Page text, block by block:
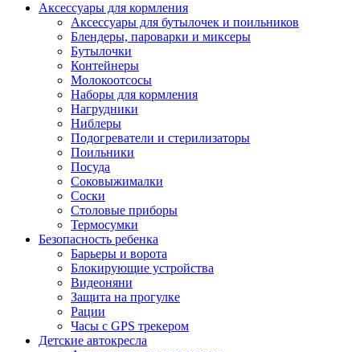
Аксессуары для кормления
Аксессуары для бутылочек и поильников
Блендеры, пароварки и миксеры
Бутылочки
Контейнеры
Молокоотсосы
Наборы для кормления
Нагрудники
Ниблеры
Подогреватели и стерилизаторы
Поильники
Посуда
Соковыжималки
Соски
Столовые приборы
Термосумки
Безопасность ребенка
Барьеры и ворота
Блокирующие устройства
Видеоняни
Защита на прогулке
Рации
Часы с GPS трекером
Детские автокресла